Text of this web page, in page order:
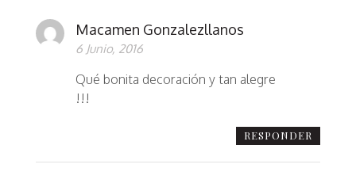
Macamen Gonzalezllanos
6 Junio, 2016
Qué bonita decoración y tan alegre
!!!
RESPONDER